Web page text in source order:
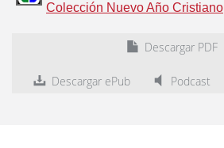
Colección Nuevo Año Cristiano
Descargar PDF
Descargar ePub Podcast